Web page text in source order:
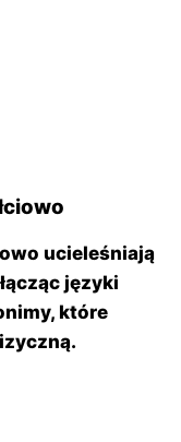
ucieleśniają
języki
które